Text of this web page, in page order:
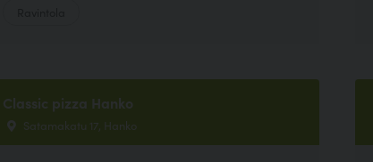
Classic pizza Hanko
Satamakatu 17, Hanko